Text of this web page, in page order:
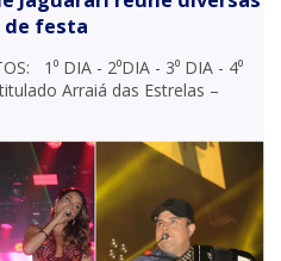
de festa
1⁰ DIA - 2⁰DIA - 3⁰ DIA - 4⁰
Arraiá das Estrelas –